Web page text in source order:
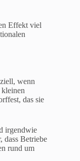
Effekt viel
wenn
kleinen
das sie
irgendwie
dass Betriebe
rund um